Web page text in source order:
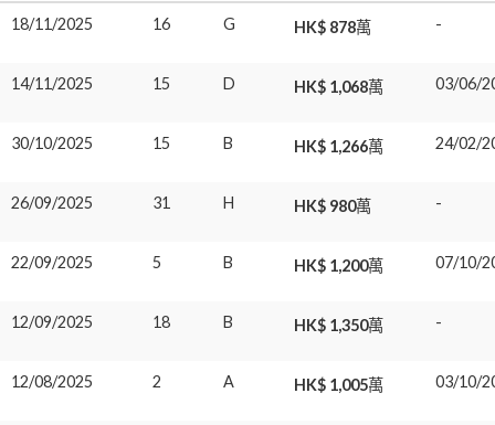
18/11/2025 16 G HK$ 878萬 -
14/11/2025 15 D HK$ 1,068萬 03/06/
30/10/2025 15 B HK$ 1,266萬 24/02/
26/09/2025 31 H HK$ 980萬 -
22/09/2025 5 B HK$ 1,200萬 07/10/
12/09/2025 18 B HK$ 1,350萬 -
12/08/2025 2 A HK$ 1,005萬 03/10/